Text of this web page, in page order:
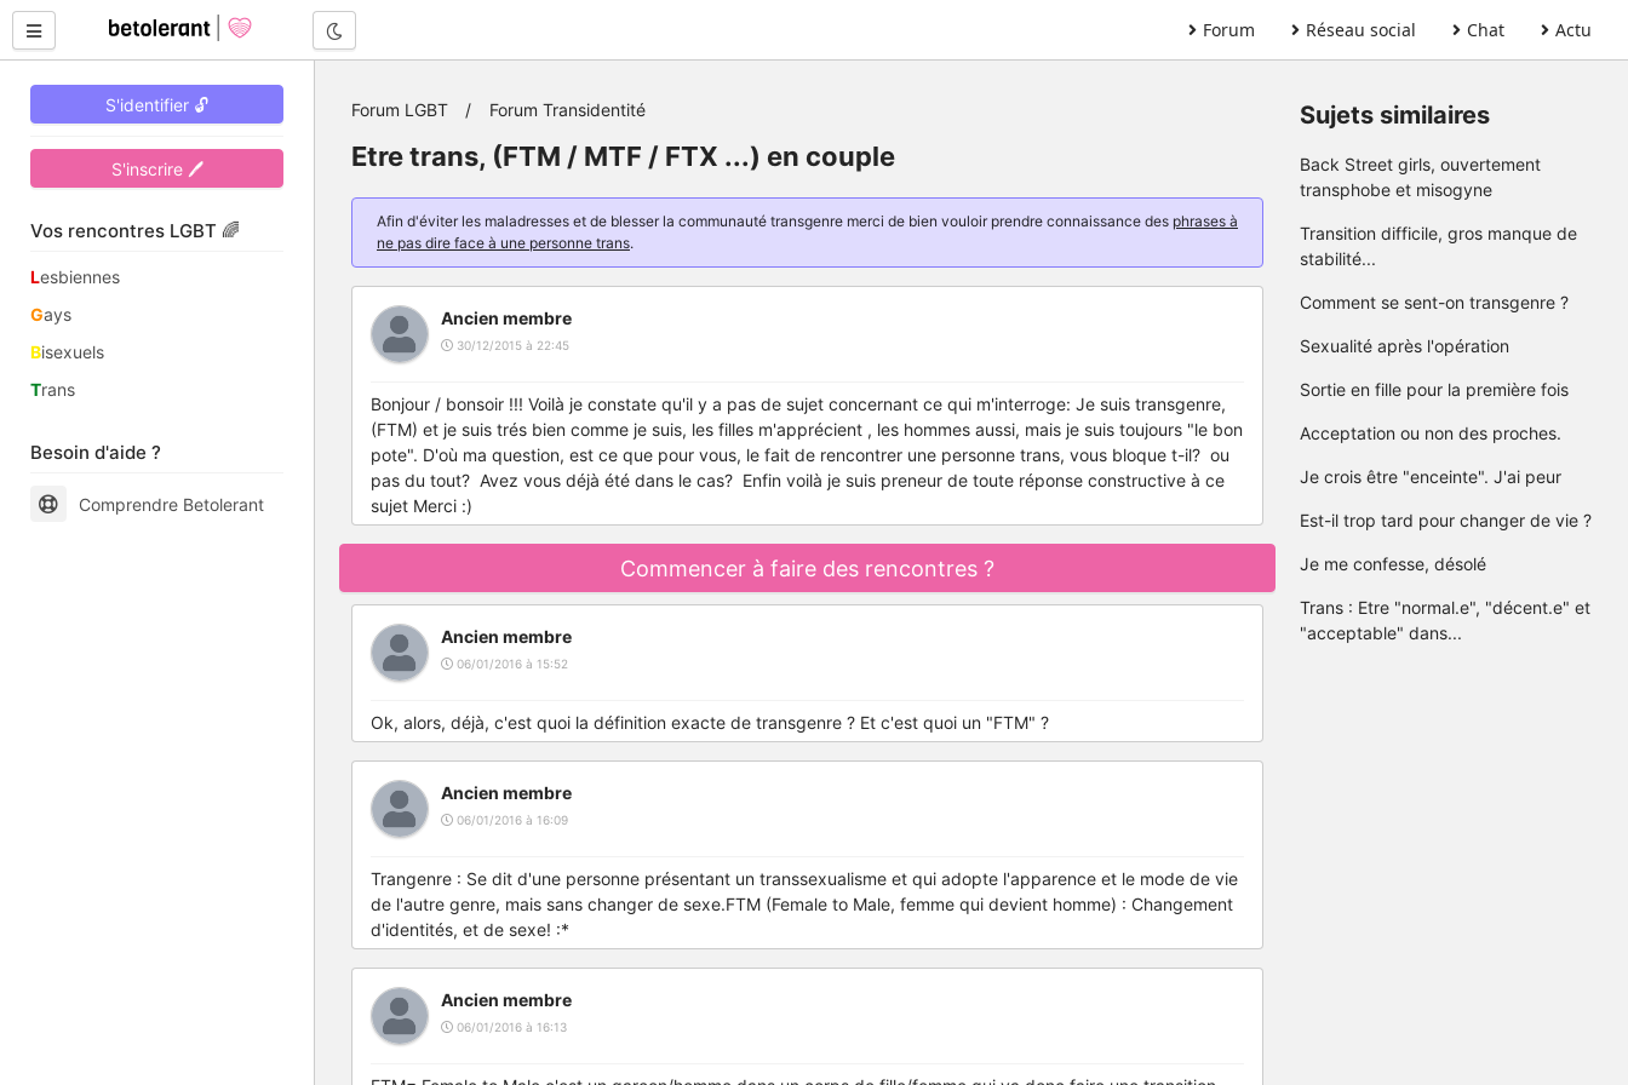
Forum Réseau social Chat Actu
S'identifier 🔓
S'inscrire 🖊
Vos rencontres LGBT 🌈
Lesbiennes
Gays
Bisexuels
Trans
Besoin d'aide ?
Comprendre Betolerant
Forum LGBT Forum Transidentité
Etre trans, (FTM / MTF / FTX ...) en couple
Afin d'éviter les maladresses et de blesser la communauté transgenre merci de bien vouloir prendre connaissance des phrases à
ne pas dire face à une personne trans.
Ancien membre
30/12/2015 à 22:45
Bonjour / bonsoir !!! Voilà je constate qu'il y a pas de sujet concernant ce qui m'interroge: Je suis transgenre,
(FTM) et je suis trés bien comme je suis, les filles m'apprécient , les hommes aussi, mais je suis toujours "le bon
pote". D'où ma question, est ce que pour vous, le fait de rencontrer une personne trans, vous bloque t-il? ou
pas du tout? Avez vous déjà été dans le cas? Enfin voilà je suis preneur de toute réponse constructive à ce
sujet Merci :)
Commencer à faire des rencontres ?
Ancien membre
06/01/2016 à 15:52
Ok, alors, déjà, c'est quoi la définition exacte de transgenre ? Et c'est quoi un "FTM" ?
Ancien membre
06/01/2016 à 16:09
Trangenre : Se dit d'une personne présentant un transsexualisme et qui adopte l'apparence et le mode de vie
de l'autre genre, mais sans changer de sexe.FTM (Female to Male, femme qui devient homme) : Changement
d'identités, et de sexe! :*
Ancien membre
06/01/2016 à 16:13
Sujets similaires
Back Street girls, ouvertement
transphobe et misogyne
Transition difficile, gros manque de
stabilité...
Comment se sent-on transgenre ?
Sexualité après l'opération
Sortie en fille pour la première fois
Acceptation ou non des proches.
Je crois être "enceinte". J'ai peur
Est-il trop tard pour changer de vie ?
Je me confesse, désolé
Trans : Etre "normal.e", "décent.e" et
"acceptable" dans...